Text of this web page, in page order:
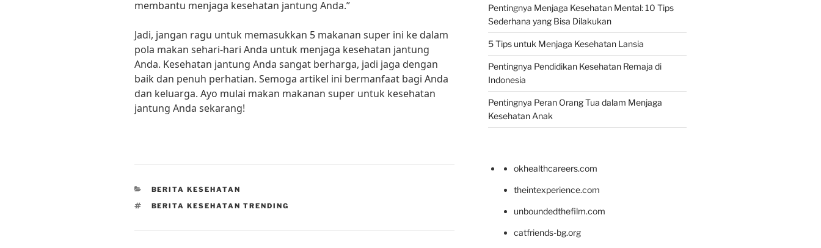
membantu menjaga kesehatan jantung Anda.”
Jadi, jangan ragu untuk memasukkan 5 makanan super ini ke dalam
pola makan sehari-hari Anda untuk menjaga kesehatan jantung
Anda. Kesehatan jantung Anda sangat berharga, jadi jaga dengan
baik dan penuh perhatian. Semoga artikel ini bermanfaat bagi Anda
dan keluarga. Ayo mulai makan makanan super untuk kesehatan
jantung Anda sekarang!
CATEGORIES
BERITA KESEHATAN
TAGS
BERITA KESEHATAN TRENDING
Pentingnya Menjaga Kesehatan Mental: 10 Tips
Sederhana yang Bisa Dilakukan
5 Tips untuk Menjaga Kesehatan Lansia
Pentingnya Pendidikan Kesehatan Remaja di
Indonesia
Pentingnya Peran Orang Tua dalam Menjaga
Kesehatan Anak
okhealthcareers.com
theintexperience.com
unboundedthefilm.com
catfriends-bg.org